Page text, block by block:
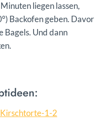
liegen lassen,
Backofen geben. Davor
Bagels. Und dann